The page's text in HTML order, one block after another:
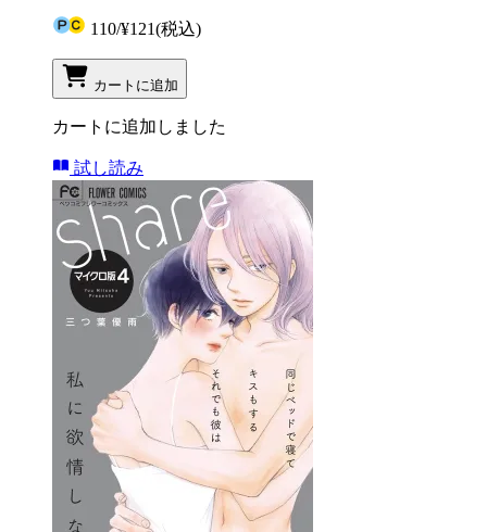
110/¥121(税込)
カートに追加
カートに追加しました
試し読み